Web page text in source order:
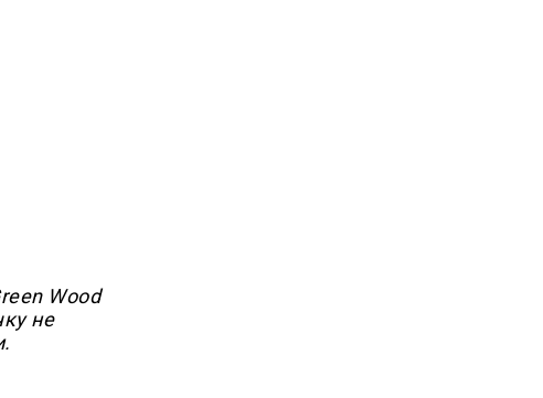
Wood
не